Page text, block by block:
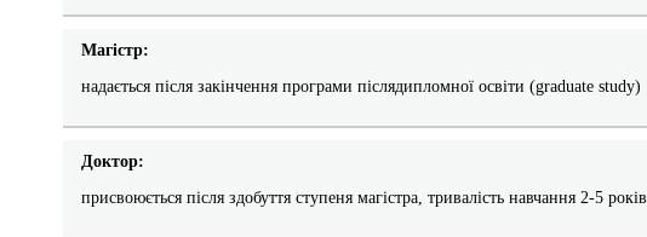
Магістр:
надається після закінчення програми післядипломної освіти (graduate study)
Доктор:
присвоюється після здобуття ступеня магістра, тривалість навчання 2-5 років